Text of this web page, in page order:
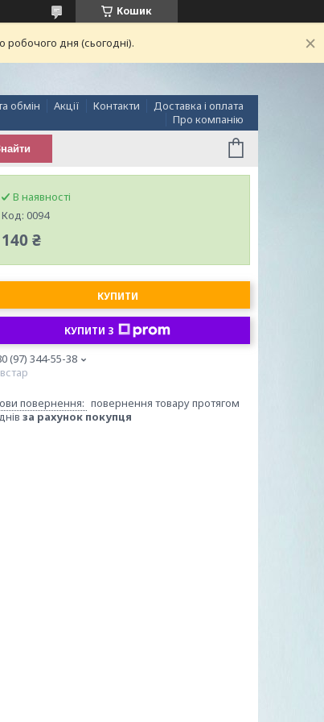
Кошик
робочого дня (сьогодні).
обмін Акції Контакти
Доставка і оплата
Про компанію
В наявності
Код: 0094
140 ₴
КУПИТИ
КУПИТИ З
(97) 344-55-38
повернення товару протягом
за рахунок покупця